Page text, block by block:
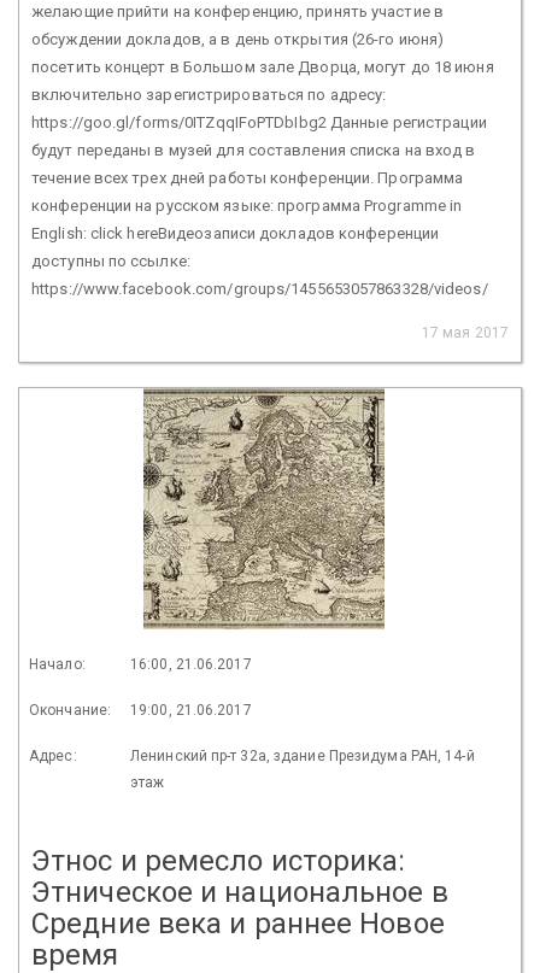
желающие прийти на конференцию, принять участие в
обсуждении докладов, а в день открытия (26-го июня)
посетить концерт в Большом зале Дворца, могут до 18 июня
включительно зарегистрироваться по адресу:
https://goo.gl/forms/0ITZqqIFoPTDbIbg2 Данные регистрации
будут переданы в музей для составления списка на вход в
течение всех трех дней работы конференции. Программа
конференции на русском языке: программа Programme in
English: click hereВидеозаписи докладов конференции
доступны по ссылке:
https://www.facebook.com/groups/1455653057863328/videos/
17 мая 2017
Начало: 16:00, 21.06.2017
Окончание: 19:00, 21.06.2017
Адрес:
Ленинский пр-т 32а, здание Президума РАН, 14-й
этаж
Этнос и ремесло историка:
Этническое и национальное в
Средние века и раннее Новое
время